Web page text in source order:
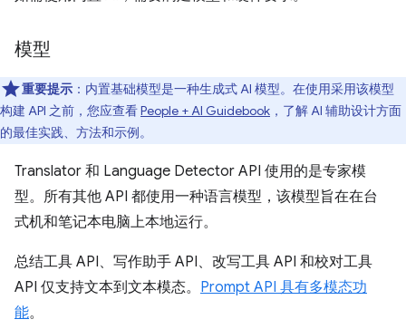
模型
重要提示 ：内置基础模型是一种生成式 AI 模型。在使用采用该模型
构建 API 之前，您应查看People + AI Guidebook ，了解 AI 辅助设计方面
的最佳实践、方法和示例。
Translator 和 Language Detector API 使用的是专家模
型。所有其他 API 都使用一种语言模型，该模型旨在在台
式机和笔记本电脑上本地运行。
总结工具 API、写作助手 API、改写工具 API 和校对工具
API 仅支持文本到文本模态。 Prompt API 具有多模态功
能。